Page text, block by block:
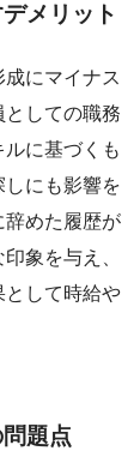
メリット
にマイナス
しての職務
に基づくも
にも影響を
辞めた履歴が
象を与え、
として時給や
題点